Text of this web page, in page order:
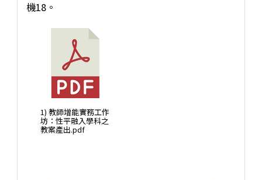
機18。
1) 教師增能實務工作
坊：性平融入學科之
教案產出.pdf